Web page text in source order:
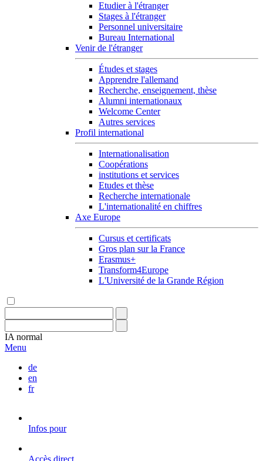
Etudier à l'étranger
Stages à l'étranger
Personnel universitaire
Bureau International
Venir de l'étranger
Études et stages
Apprendre l'allemand
Recherche, enseignement, thèse
Alumni internationaux
Welcome Center
Autres services
Profil international
Internationalisation
Coopérations
institutions et services
Etudes et thèse
Recherche internationale
L'internationalité en chiffres
Axe Europe
Cursus et certificats
Gros plan sur la France
Erasmus+
Transform4Europe
L'Université de la Grande Région
IA normal
Menu
de
en
fr
Infos pour
Accès direct